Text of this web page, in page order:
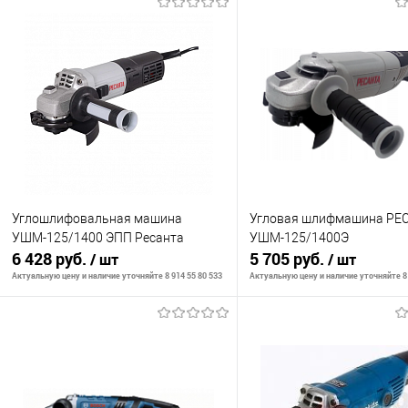
Углошлифовальная машина
УШМ-125/1400 ЭПП Ресанта
6 428 руб. / шт
Актуальную цену и наличие уточняйте 8 914 55 80 533
К сравнению
Угловая шлифмашина
УШМ-125/1400Э
5 705 руб. / шт
Актуальную цену и наличие уточняйте
К сравнению